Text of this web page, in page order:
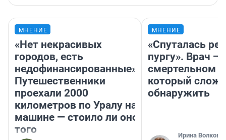
МНЕНИЕ
«Нет некрасивых
городов, есть
недофинансированные».
Путешественники
проехали 2000
километров по Уралу на
машине — стоило ли оно
того
МНЕНИЕ
«Спуталась
пургу». Врач —
смертельном
который
обнаружить
Ирина Волкова